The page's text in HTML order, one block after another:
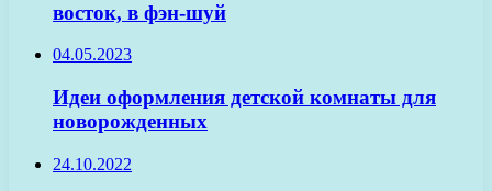
восток, в фэн-шуй
04.05.2023
Идеи оформления детской комнаты для
новорожденных
24.10.2022